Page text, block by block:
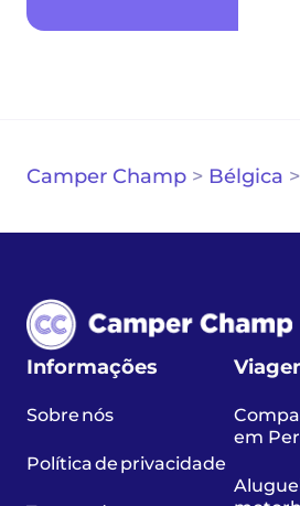
Camper Champ > Bélgica >
Informações
Sobre nós
Política de privacidade
em